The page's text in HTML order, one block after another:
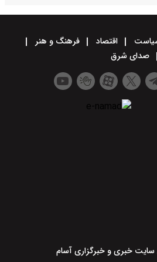
اقتصاد
فرهنگ و هنر
صدای شرق
خبری و خبرگزاری آسام